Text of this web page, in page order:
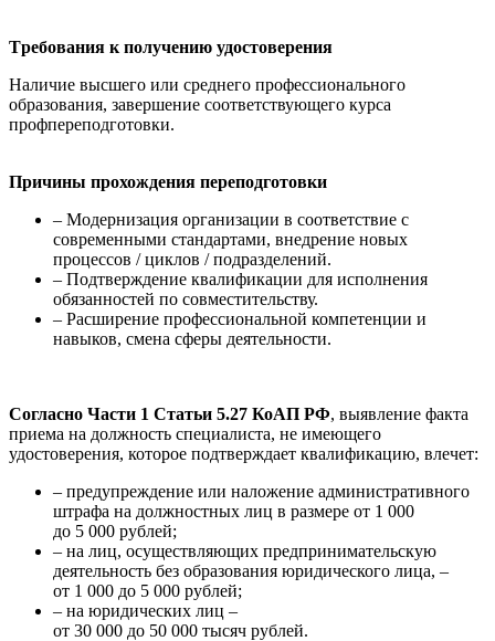
Tребования к получению удостоверения
Наличие высшего или среднего профессионального
образования, завершение соответствующего курса
профпереподготовки.
Причины прохождения переподготовки
– Модернизация организации в соответствие с
современными стандартами, внедрение новых
процессов / циклов / подразделений.
– Подтверждение квалификации для исполнения
обязанностей по совместительству.
– Расширение профессиональной компетенции и
навыков, смена сферы деятельности.
Согласно Части 1 Статьи 5.27 КоАП РФ, выявление факта
приема на должность специалиста, не имеющего
удостоверения, которое подтверждает квалификацию, влечет:
– предупреждение или наложение административного
штрафа на должностных лиц в размере от 1 000
до 5 000 рублей;
– на лиц, осуществляющих предпринимательскую
деятельность без образования юридического лица, –
от 1 000 до 5 000 рублей;
– на юридических лиц –
от 30 000 до 50 000 тысяч рублей.